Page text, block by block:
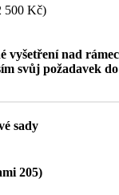
500 Kč)
vyšetření nad
svůj požadavek
sady
205)